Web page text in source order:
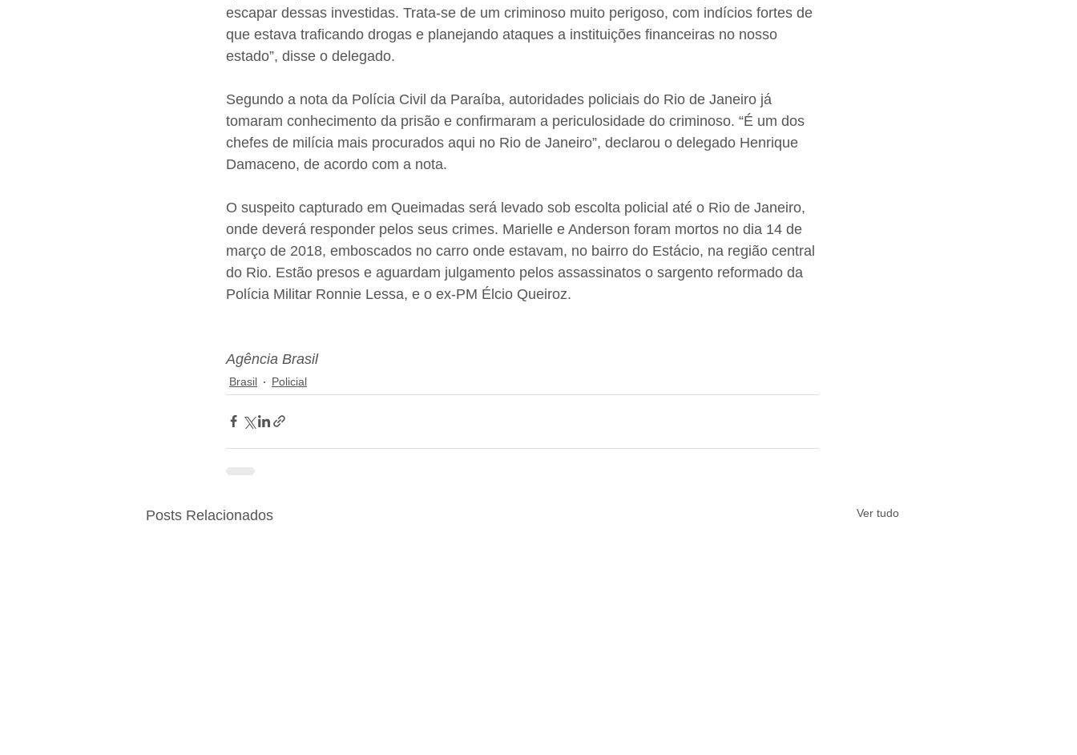
escapar dessas investidas. Trata-se de um criminoso muito perigoso, com indícios fortes de
que estava traficando drogas e planejando ataques a instituições financeiras no nosso
estado”, disse o delegado.
Segundo a nota da Polícia Civil da Paraíba, autoridades policiais do Rio de Janeiro já
tomaram conhecimento da prisão e confirmaram a periculosidade do criminoso. “É um dos
chefes de milícia mais procurados aqui no Rio de Janeiro”, declarou o delegado Henrique
Damaceno, de acordo com a nota.
O suspeito capturado em Queimadas será levado sob escolta policial até o Rio de Janeiro,
onde deverá responder pelos seus crimes. Marielle e Anderson foram mortos no dia 14 de
março de 2018, emboscados no carro onde estavam, no bairro do Estácio, na região central
do Rio. Estão presos e aguardam julgamento pelos assassinatos o sargento reformado da
Polícia Militar Ronnie Lessa, e o ex-PM Élcio Queiroz.
Agência Brasil
Brasil Policial
Posts Relacionados Ver tudo